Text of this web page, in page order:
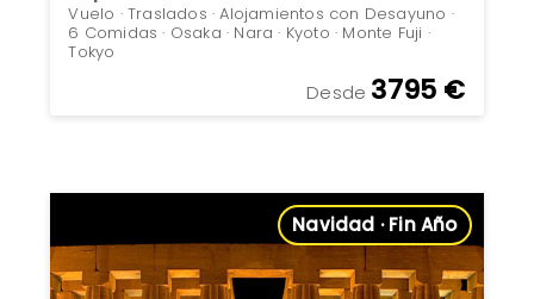
Desde 3795 €
Vuelo · Traslados · Alojamientos con Desayuno ·
6 Comidas · Osaka · Nara · Kyoto · Monte Fuji ·
Tokyo
Navidad · Fin Año